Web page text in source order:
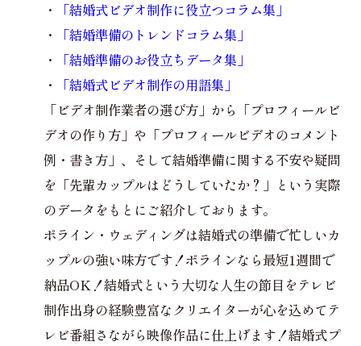
・
「結婚式ビデオ制作に役立つコラム集」
・
「結婚準備のトレンドコラム集」
・
「結婚準備のお役立ちデータ集」
・
「結婚式ビデオ制作の用語集」
「ビデオ制作業者の選び方」から「プロフィールビ
デオの作り方」や「プロフィールビデオのコメント
例・書き方」、そして結婚準備に関する不安や疑問
を「先輩カップルはどうしていたか？」という実際
のデータをもとにご紹介しております。
ポライン・ウェディングは結婚式の準備で忙しいカ
ップルの強い味方です！ポラインなら最短1週間で
納品OK！結婚式という大切な人生の節目をテレビ
制作出身の経験豊富なクリエイターが心を込めてテ
レビ番組さながら映像作品に仕上げます！結婚式プ